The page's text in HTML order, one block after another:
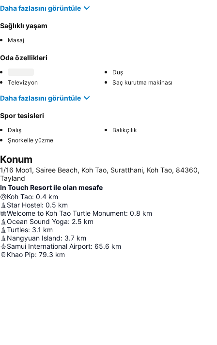
Daha fazlasını görüntüle
Sağlıklı yaşam
Masaj
Oda özellikleri
Duş
Televizyon
Saç kurutma makinası
Daha fazlasını görüntüle
Spor tesisleri
Dalış
Balıkçılık
Şnorkelle yüzme
Konum
1/16 Moo1, Sairee Beach, Koh Tao, Suratthani, Koh Tao, 84360,
Tayland
In Touch Resort ile olan mesafe
Koh Tao: 0.4 km
Star Hostel: 0.5 km
Welcome to Koh Tao Turtle Monument: 0.8 km
Ocean Sound Yoga: 2.5 km
Turtles: 3.1 km
Nangyuan Island: 3.7 km
Samui International Airport: 65.6 km
Khao Pip: 79.3 km